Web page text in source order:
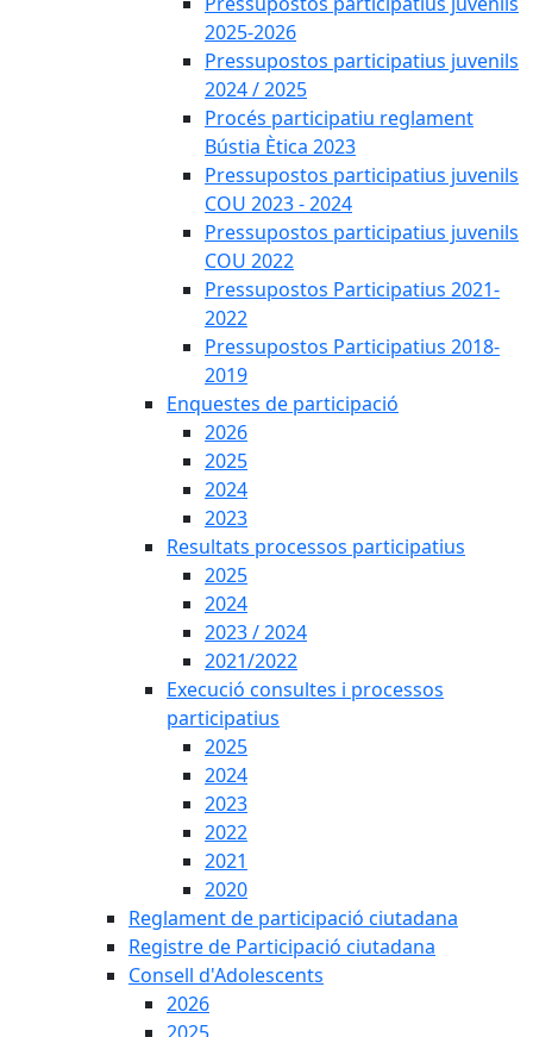
2025-2026
Pressupostos participatius juvenils
2024 / 2025
Procés participatiu reglament
Bústia Ètica 2023
Pressupostos participatius juvenils
COU 2023 - 2024
Pressupostos participatius juvenils
COU 2022
Pressupostos Participatius 2021-
2022
Pressupostos Participatius 2018-
2019
Enquestes de participació
2026
2025
2024
2023
Resultats processos participatius
2025
2024
2023 / 2024
2021/2022
Execució consultes i processos
participatius
2025
2024
2023
2022
2021
2020
Reglament de participació ciutadana
Registre de Participació ciutadana
Consell d'Adolescents
2026